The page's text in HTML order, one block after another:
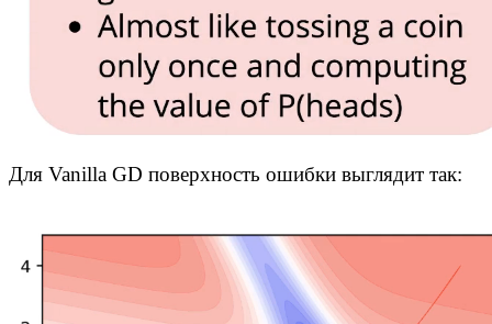
Для Vanilla GD поверхность ошибки выглядит так: